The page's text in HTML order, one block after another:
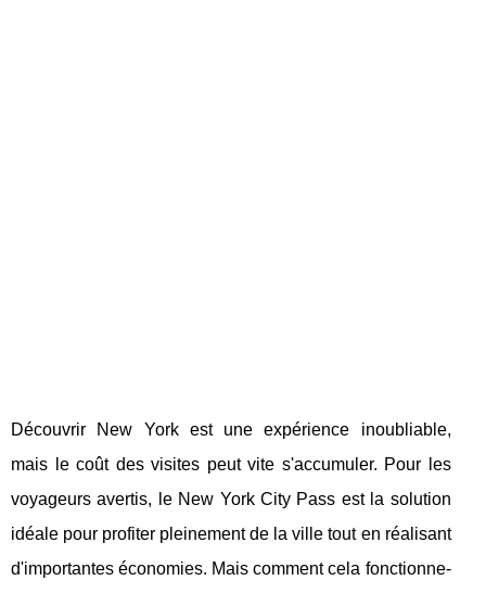
Découvrir New York est une expérience inoubliable,
mais le coût des visites peut vite s'accumuler. Pour les
voyageurs avertis, le New York City Pass est la solution
idéale pour profiter pleinement de la ville tout en réalisant
d'importantes économies. Mais comment cela fonctionne-